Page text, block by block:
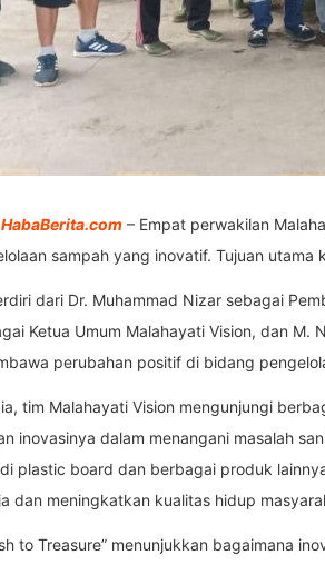
HabaBerita.com – Empat perwakilan
sampah yang inovatif. Tujuan
dari Dr. Muhammad Nizar sebagai
Ketua Umum Malahayati Vision, dan
perubahan positif di bidang
tim Malahayati Vision mengunjungi
inovasinya dalam menangani masalah
plastic board dan berbagai produk
dan meningkatkan kualitas hidup
to Treasure” menunjukkan bagaimana